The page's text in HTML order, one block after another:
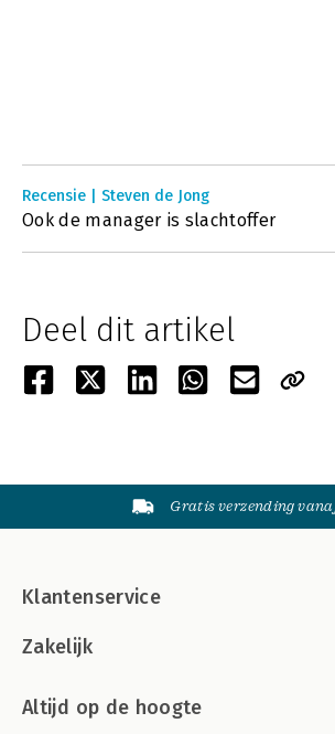
Recensie | Steven de Jong
Ook de manager is slachtoffer
Deel dit artikel
Gratis verzending
Klantenservice
Zakelijk
Altijd op de hoogte